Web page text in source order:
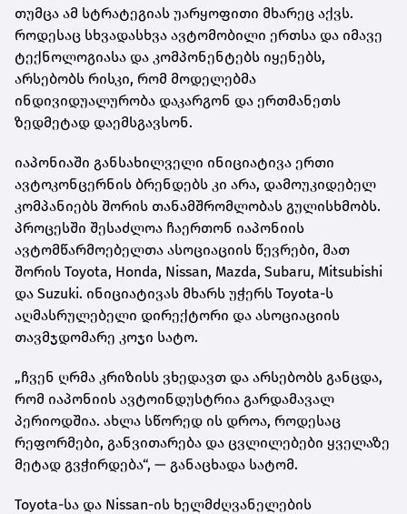
თუმცა ამ სტრატეგიას უარყოფითი მხარეც აქვს.
როდესაც სხვადასხვა ავტომობილი ერთსა და იმავე
ტექნოლოგიასა და კომპონენტებს იყენებს,
არსებობს რისკი, რომ მოდელებმა
ინდივიდუალურობა დაკარგონ და ერთმანეთს
ზედმეტად დაემსგავსონ.
იაპონიაში განსახილველი ინიციატივა ერთი
ავტოკონცერნის ბრენდებს კი არა, დამოუკიდებელ
კომპანიებს შორის თანამშრომლობას გულისხმობს.
პროცესში შესაძლოა ჩაერთონ იაპონიის
ავტომწარმოებელთა ასოციაციის წევრები, მათ
შორის Toyota, Honda, Nissan, Mazda, Subaru, Mitsubishi
და Suzuki. ინიციატივას მხარს უჭერს Toyota-ს
აღმასრულებელი დირექტორი და ასოციაციის
თავმჯდომარე კოჯი სატო.
„ჩვენ ღრმა კრიზისს ვხედავთ და არსებობს განცდა,
რომ იაპონიის ავტოინდუსტრია გარდამავალ
პერიოდშია. ახლა სწორედ ის დროა, როდესაც
რეფორმები, განვითარება და ცვლილებები ყველაზე
მეტად გვჭირდება“, — განაცხადა სატომ.
Toyota-სა და Nissan-ის ხელმძღვანელების